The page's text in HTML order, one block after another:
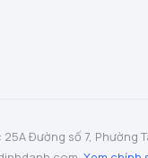
Đường số 7, Phường